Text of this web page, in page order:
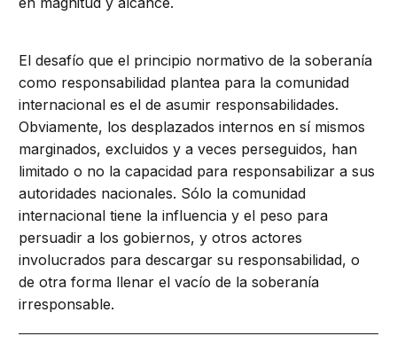
El desafío que el principio normativo de la soberanía
como responsabilidad plantea para la comunidad
internacional es el de asumir responsabilidades.
Obviamente, los desplazados internos en sí mismos
marginados, excluidos y a veces perseguidos, han
limitado o no la capacidad para responsabilizar a sus
autoridades nacionales. Sólo la comunidad
internacional tiene la influencia y el peso para
persuadir a los gobiernos, y otros actores
involucrados para descargar su responsabilidad, o
de otra forma llenar el vacío de la soberanía
irresponsable.